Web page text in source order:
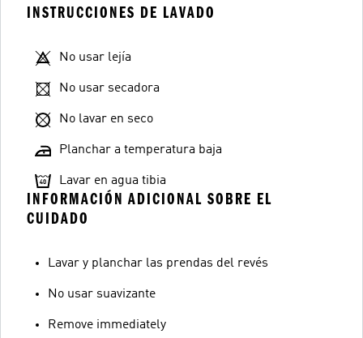
INSTRUCCIONES DE LAVADO
No usar lejía
No usar secadora
No lavar en seco
Planchar a temperatura baja
Lavar en agua tibia
INFORMACIÓN ADICIONAL SOBRE EL
CUIDADO
Lavar y planchar las prendas del revés
No usar suavizante
Remove immediately